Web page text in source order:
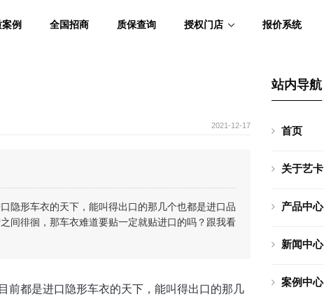
例 全国招商 质保查询 授权门店 报价系统
2021-12-17
隐形车衣的天下，能叫得出口的那几个也都是进口品
间徘徊，那车衣难道要贴一定就贴进口的吗？跟我看
前都是进口隐形车衣的天下，能叫得出口的那几
站内导航
首页
关于艺卡
产品中心
新闻中心
案例中心